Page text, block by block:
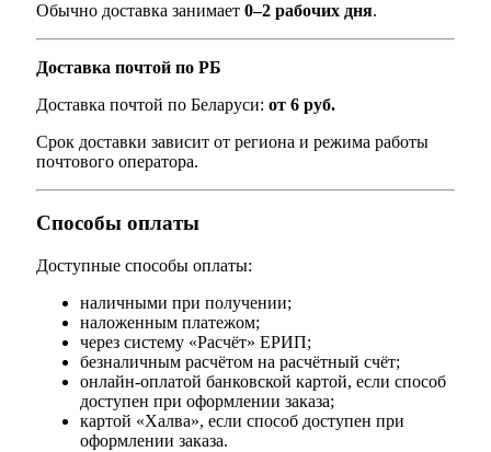
Обычно доставка занимает 0–2 рабочих дня.
Доставка почтой по РБ
Доставка почтой по Беларуси: от 6 руб.
Срок доставки зависит от региона и режима работы
почтового оператора.
Способы оплаты
Доступные способы оплаты:
наличными при получении;
наложенным платежом;
через систему «Расчёт» ЕРИП;
безналичным расчётом на расчётный счёт;
онлайн-оплатой банковской картой, если способ
доступен при оформлении заказа;
картой «Халва», если способ доступен при
оформлении заказа.